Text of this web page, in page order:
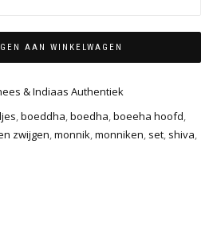
AAN WINKELWAGEN
& Indiaas Authentiek
,boeddha,boedha,boeeha hoofd,
zwijgen,monnik,monniken, set, shiva,